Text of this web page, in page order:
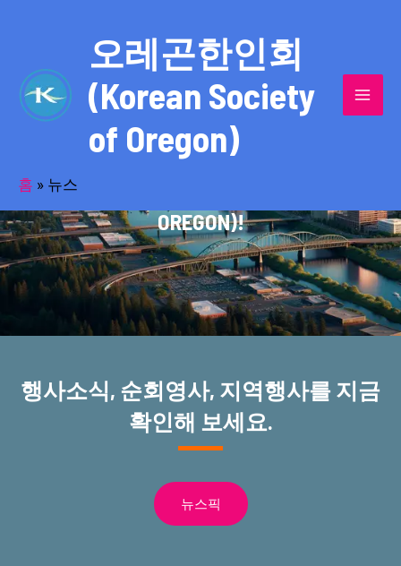
오레곤한인회
(Korean Society
of Oregon)
홈 » 뉴스
반세기의 세월을 품고 동포사회를 섬겨온
오레곤한인회(KOREAN SOCIETY OF
OREGON)!
행사소식, 순회영사, 지역행사를 지금
확인해 보세요.
뉴스픽